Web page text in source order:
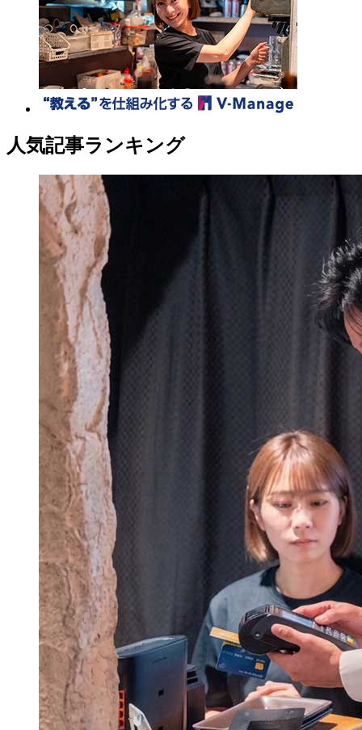
人気記事ランキング